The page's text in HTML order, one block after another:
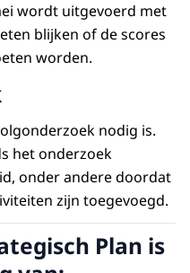
wordt uitgevoerd met
blijken of de scores
worden.
nodig is.
het onderzoek
onder andere doordat
zijn toegevoegd.
Plan is